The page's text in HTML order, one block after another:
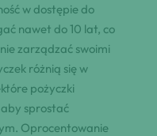
w dostępie do
nawet do 10 lat, co
zarządzać swoimi
różnią się w
pożyczki
sprostać
Oprocentowanie